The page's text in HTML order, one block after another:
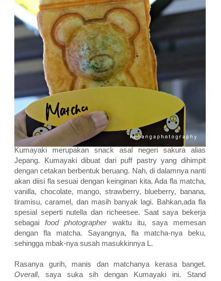
Kumayaki merupakan snack asal negeri sakura alias
Jepang. Kumayaki dibuat dari puff pastry yang dihimpit
dengan cetakan berbentuk beruang. Nah, di dalamnya nanti
akan diisi fla sesuai dengan keinginan kita. Ada fla matcha,
vanilla, chocolate, mango, strawberry, blueberry, banana,
tiramisu, caramel, dan masih banyak lagi. Bahkan,ada fla
spesial seperti nutella dan richeesee. Saat saya bekerja
sebagaifood photographerwaktu itu, saya memesan
dengan fla matcha. Sayangnya, fla matcha-nya beku,
sehingga mbak-nya susah masukkinnya L.
Rasanya gurih, manis dan matchanya kerasa banget.
Overall, saya suka sih dengan Kumayaki ini. Stand